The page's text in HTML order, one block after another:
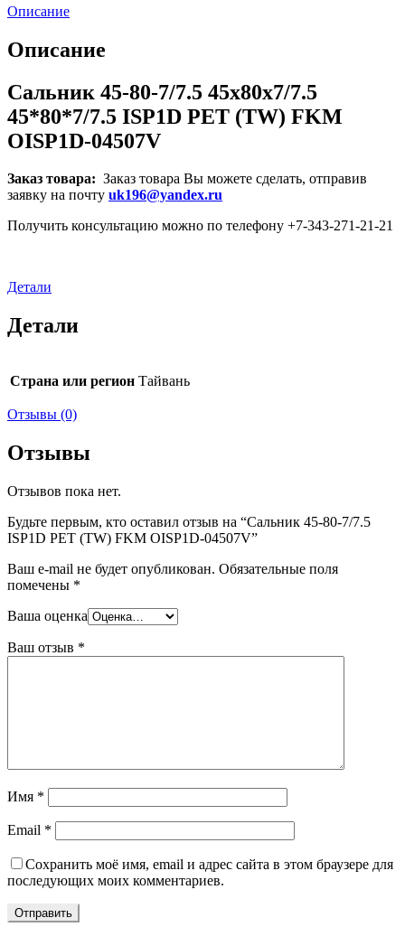
Описание
Описание
Сальник 45-80-7/7.5 45x80x7/7.5
45*80*7/7.5 ISP1D PET (TW) FKM
OISP1D-04507V
Заказ товара: Заказ товара Вы можете сделать, отправив
заявку на почту uk196@yandex.ru
Получить консультацию можно по телефону +7-343-271-21-21
Детали
Детали
Страна или регион Тайвань
Отзывы (0)
Отзывы
Отзывов пока нет.
Будьте первым, кто оставил отзыв на “Сальник 45-80-7/7.5
ISP1D PET (TW) FKM OISP1D-04507V”
Ваш e-mail не будет опубликован. Обязательные поля
помечены *
Ваша оценка
Ваш отзыв *
Имя *
Email *
Сохранить моё имя, email и адрес сайта в этом браузере для
последующих моих комментариев.